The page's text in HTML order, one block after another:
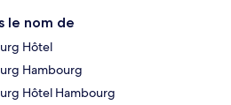
le nom de
Hôtel
Hambourg
Hôtel Hambourg